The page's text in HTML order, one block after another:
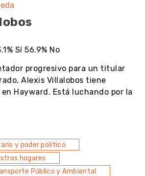
Sí 56.9% No
progresivo para un titular
Alexis Villalobos tiene
Hayward. Está luchando por la
y poder político
hogares
Público y Ambiental